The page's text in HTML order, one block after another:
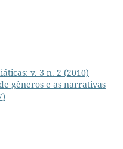
v. 3 n. 2 (2010)
gêneros e as narrativas